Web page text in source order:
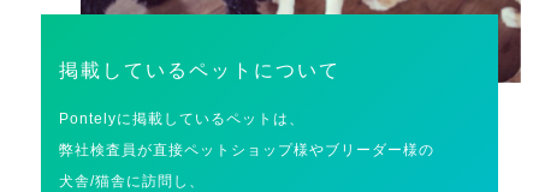
掲載しているペットについて
Pontelyに掲載しているペットは、
弊社検査員が直接ペットショップ様やブリーダー様の
犬舎/猫舎に訪問し、